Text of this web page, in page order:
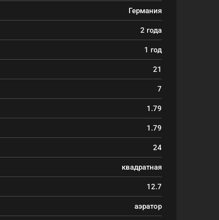
Германия
2 года
1 год
21
7
1.79
1.79
24
квадратная
12.7
аэратор